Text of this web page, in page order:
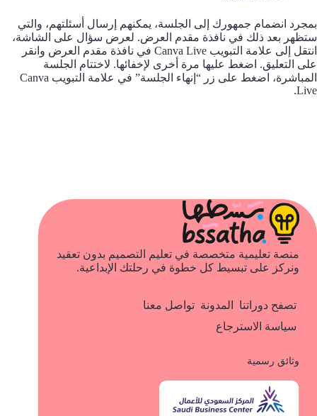
بمجرد انضمام جمهورك إلى الجلسة، يمكنهم إرسال أسئلتهم، والتي
ستظهر بعد ذلك في نافذة مقدم العرض. لعرض سؤال على الشاشة،
انتقل إلى علامة التبويب Canva Live في نافذة مقدم العرض وانقر
على التعليق. اضغط عليها مرة أخرى لإخفائها. لاختتام الجلسة
المباشرة، اضغط على زر “إنهاء الجلسة” في علامة التبويب Canva
Live.
منصة تعليمية متخصصة في تعليم التصميم بدون تعقيد
ونركز على تبسيط كل خطوة في رحلتك الإبداعية.
تصفح دوراتنا المدونة تواصل معنا
سياسة الاسترجاع
وثائق رسمية